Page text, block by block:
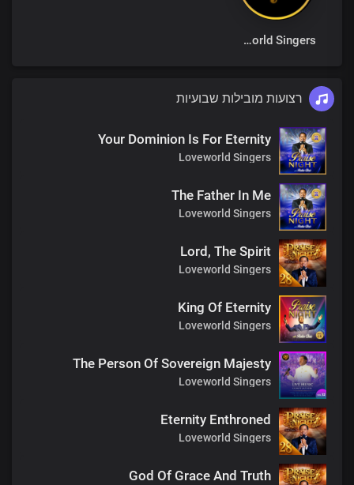
Loveworld Singers
רצועות מובילות שבועיות
Your Dominion Is For Eternity
Loveworld Singers
The Father In Me
Loveworld Singers
Lord, The Spirit
Loveworld Singers
King Of Eternity
Loveworld Singers
The Person Of Sovereign Majesty
Loveworld Singers
Eternity Enthroned
Loveworld Singers
God Of Grace And Truth